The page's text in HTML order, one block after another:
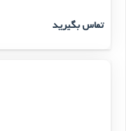
تماس بگیرید